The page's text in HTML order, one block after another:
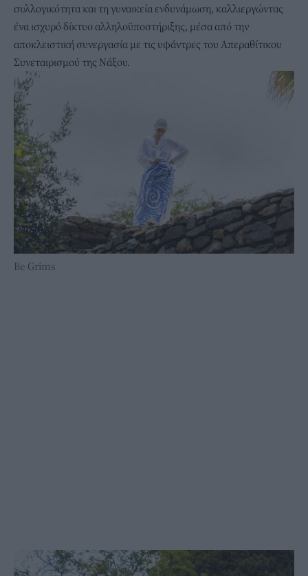
συλλογικότητα και τη γυναικεία ενδυνάμωση, καλλιεργώντας
ένα ισχυρό δίκτυο αλληλοϋποστήριξης, μέσα από την
αποκλειστική συνεργασία με τις υφάντρες του Απεραθίτικου
Συνεταιρισμού της Νάξου.
Be Grims